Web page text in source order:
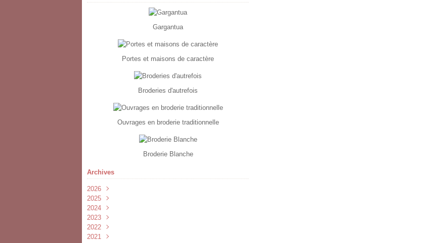
Gargantua
Portes et maisons de caractère
Broderies d'autrefois
Ouvrages en broderie traditionnelle
Broderie Blanche
Archives
2026
Février
Janvier
2025
Février
2024
Novembre
Septembre
Avril
2023
Juillet
Juin
2022
Novembre
2021